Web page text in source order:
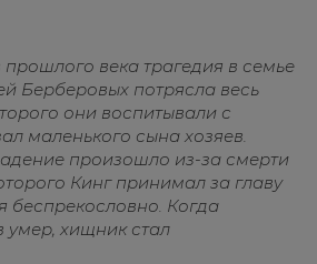
века трагедия в семье
Берберовых потрясла весь
они воспитывали с
маленького сына хозяев.
произошло из-за смерти
Кинг принимал за главу
беспрекословно. Когда
хищник стал